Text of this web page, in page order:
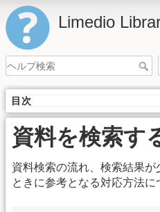
Limedio
目次
資料を検索す
資料検索の流れ、検索結果
ときに参考となる対応方法に